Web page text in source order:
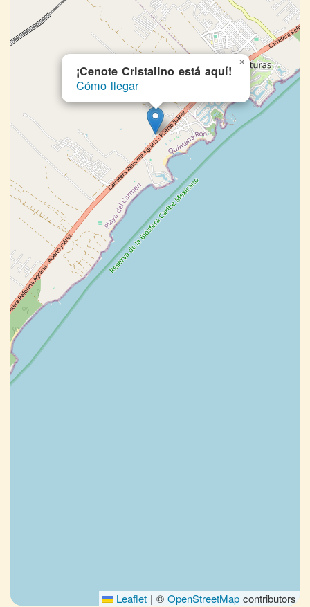
¡Cenote Cristalino está aquí!
Cómo llegar
×
Leaflet | © OpenStreetMap contributors